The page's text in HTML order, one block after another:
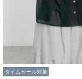
タイムセール対象